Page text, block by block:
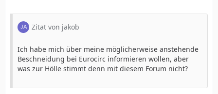
Zitat von jakob
Ich habe mich über meine möglicherweise anstehende
Beschneidung bei Eurocirc informieren wollen, aber
was zur Hölle stimmt denn mit diesem Forum nicht?